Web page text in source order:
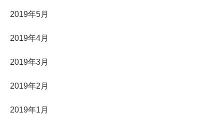
2019年5月
2019年4月
2019年3月
2019年2月
2019年1月